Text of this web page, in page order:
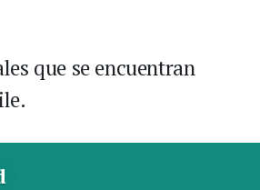
que se encuentran